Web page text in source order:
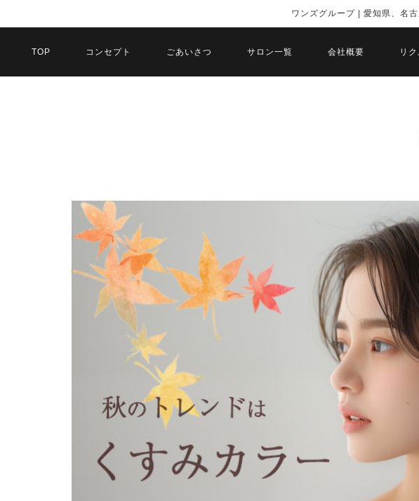
ワンズグループ | 愛知県、名
TOP コンセプト ごあいさつ サロン一覧 会社概要 リク